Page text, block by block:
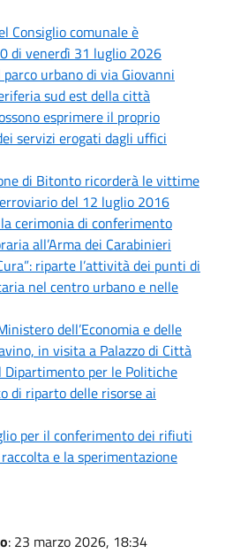
Consiglio comunale è
di venerdì 31 luglio 2026
urbano di via Giovanni
sud est della città
esprimere il proprio
servizi erogati dagli uffici
di Bitonto ricorderà le vittime
del 12 luglio 2016
cerimonia di conferimento
all’Arma dei Carabinieri
riparte l’attività dei punti di
nel centro urbano e nelle
dell’Economia e delle
in visita a Palazzo di Città
per le Politiche
di riparto delle risorse ai
per il conferimento dei rifiuti
e la sperimentazione
: 23 marzo 2026, 18:34